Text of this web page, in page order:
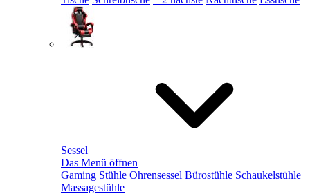
Sessel
Das Menü öffnen
Gaming Stühle Ohrensessel Bürostühle Schaukelstühle
Massagestühle